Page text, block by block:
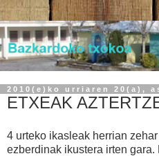
2010(e)ko urriaren 20(a),
ETXEAK
4 urteko ikasleak herrian
ezberdinak ikustera irten